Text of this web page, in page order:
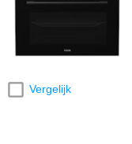
Vergelijk